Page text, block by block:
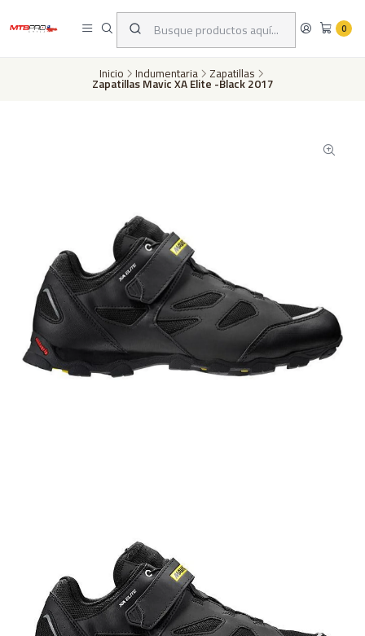
0
Despachos a todo Chile a través de Chilexpress en 24 a 72 horas hábiles
dependiento de tu ubicación | Pago con tarjeta de crédito o transferencia
Inicio Indumentaria Zapatillas
Zapatillas Mavic XA Elite -Black 2017